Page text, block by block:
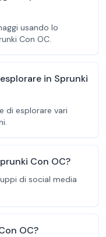
usando lo
Con OC.
in Sprunki
di esplorare vari
Con OC?
di social media
OC?